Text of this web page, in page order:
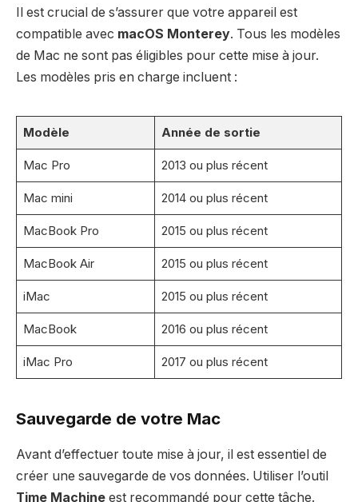
Il est crucial de s’assurer que votre appareil est
compatible avec macOS Monterey. Tous les modèles
de Mac ne sont pas éligibles pour cette mise à jour.
Les modèles pris en charge incluent :
Modèle Année de sortie
Mac Pro 2013 ou plus récent
Mac mini 2014 ou plus récent
MacBook Pro 2015 ou plus récent
MacBook Air 2015 ou plus récent
iMac 2015 ou plus récent
MacBook 2016 ou plus récent
iMac Pro 2017 ou plus récent
Sauvegarde de votre Mac
Avant d’effectuer toute mise à jour, il est essentiel de
créer une sauvegarde de vos données. Utiliser l’outil
Time Machine est recommandé pour cette tâche.